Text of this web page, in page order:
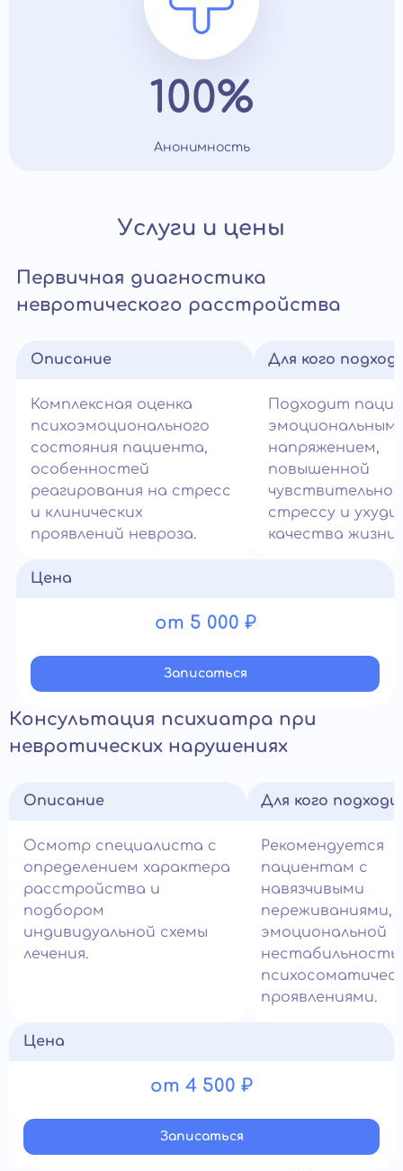
100%
Анонимность
Услуги и цены
Первичная диагностика
невротического расстройства
Описание
Комплексная оценка
психоэмоционального
состояния пациента,
особенностей
реагирования на стресс
и клинических
проявлений невроза.
Для кого
Подходит
эмоциональным
напряжением,
повышенной
стрессу и
качества жизни.
Цена
от 5 000 ₽
Записатьcя
Консультация психиатра при
невротических нарушениях
Описание
Осмотр специалиста с
определением характера
расстройства и
подбором
индивидуальной схемы
лечения.
Для кого
Рекомендуется
пациентам с
навязчивыми
переживаниями,
эмоциональной
проявлениями.
Цена
от 4 500 ₽
Записатьcя